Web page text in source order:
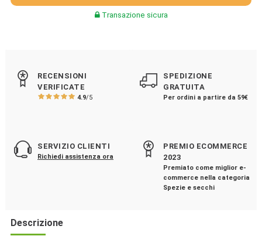
Transazione sicura
RECENSIONI
VERIFICATE
4.9/5
SPEDIZIONE
GRATUITA
Per ordini a partire da 59€
SERVIZIO CLIENTI
Richiedi assistenza ora
PREMIO ECOMMERCE
2023
Premiato come miglior e-
commerce nella categoria
Spezie e secchi
Descrizione